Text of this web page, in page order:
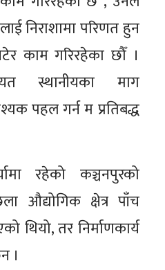
निराशामा परिणत हुन
काम गरिरहेका छौँ ।
स्थानीयका माग
पहल गर्न म प्रतिबद्ध
रहेको कञ्चनपुरको
औद्योगिक क्षेत्र पाँच
थियो, तर निर्माणकार्य
।